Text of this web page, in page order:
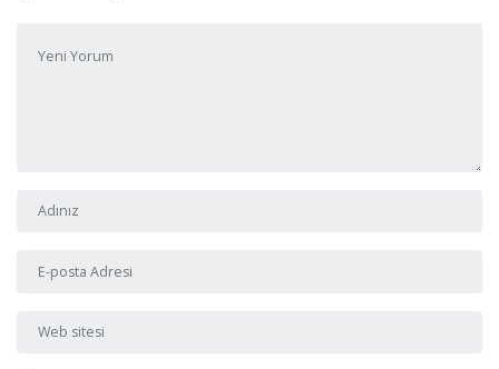
Adı ve Soyadı
E-posta Adresi
Web sitesi